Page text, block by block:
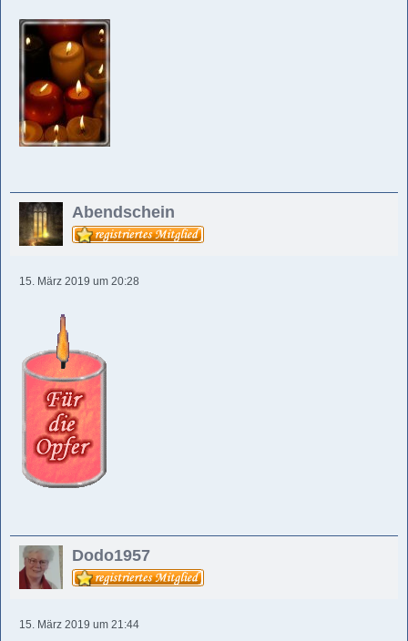
Abendschein
15. März 2019 um 20:28
Dodo1957
15. März 2019 um 21:44